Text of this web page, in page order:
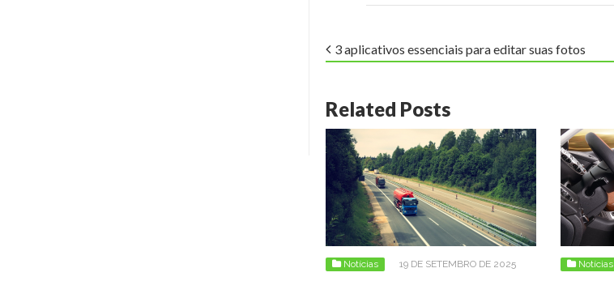
3 aplicativos essenciais para editar suas fotos
Related Posts
Notícias 19 DE SETEMBRO DE 2025 Notícias